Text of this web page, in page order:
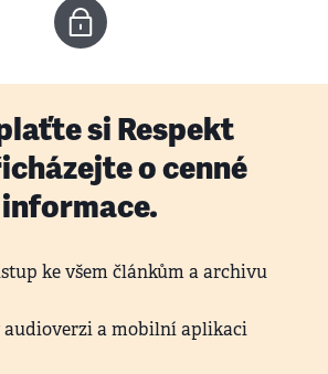
si Respekt
o cenné
informace.
ke všem článkům a archivu
audioverzi a mobilní aplikaci